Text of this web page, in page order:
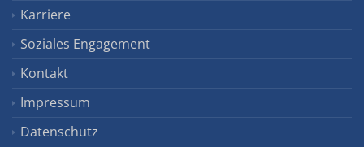
Karriere
Soziales Engagement
Kontakt
Impressum
Datenschutz